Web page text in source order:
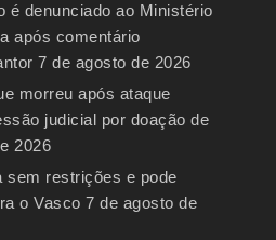
é denunciado ao Ministério
após comentário
7 de agosto de 2026
morreu após ataque
judicial por doação de
2026
sem restrições e pode
o Vasco 7 de agosto de